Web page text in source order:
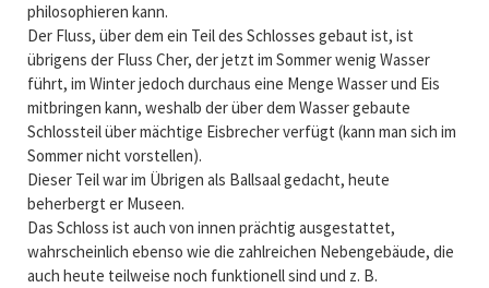
philosophieren kann.
Der Fluss, über dem ein Teil des Schlosses gebaut ist, ist
übrigens der Fluss Cher, der jetzt im Sommer wenig Wasser
führt, im Winter jedoch durchaus eine Menge Wasser und Eis
mitbringen kann, weshalb der über dem Wasser gebaute
Schlossteil über mächtige Eisbrecher verfügt (kann man sich im
Sommer nicht vorstellen).
Dieser Teil war im Übrigen als Ballsaal gedacht, heute
beherbergt er Museen.
Das Schloss ist auch von innen prächtig ausgestattet,
wahrscheinlich ebenso wie die zahlreichen Nebengebäude, die
auch heute teilweise noch funktionell sind und z. B.